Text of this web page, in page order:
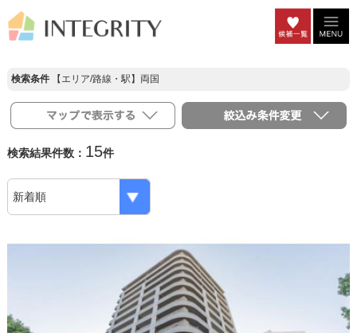
検索条件【エリア/路線・駅】両国
検索結果件数： 15件